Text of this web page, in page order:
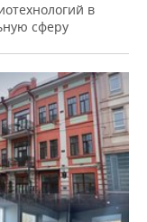
в
сферу